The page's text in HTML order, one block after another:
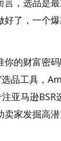
言，选品是
好了，一个
你的财富密
选品工具，
亚马逊BSR
卖家发掘高